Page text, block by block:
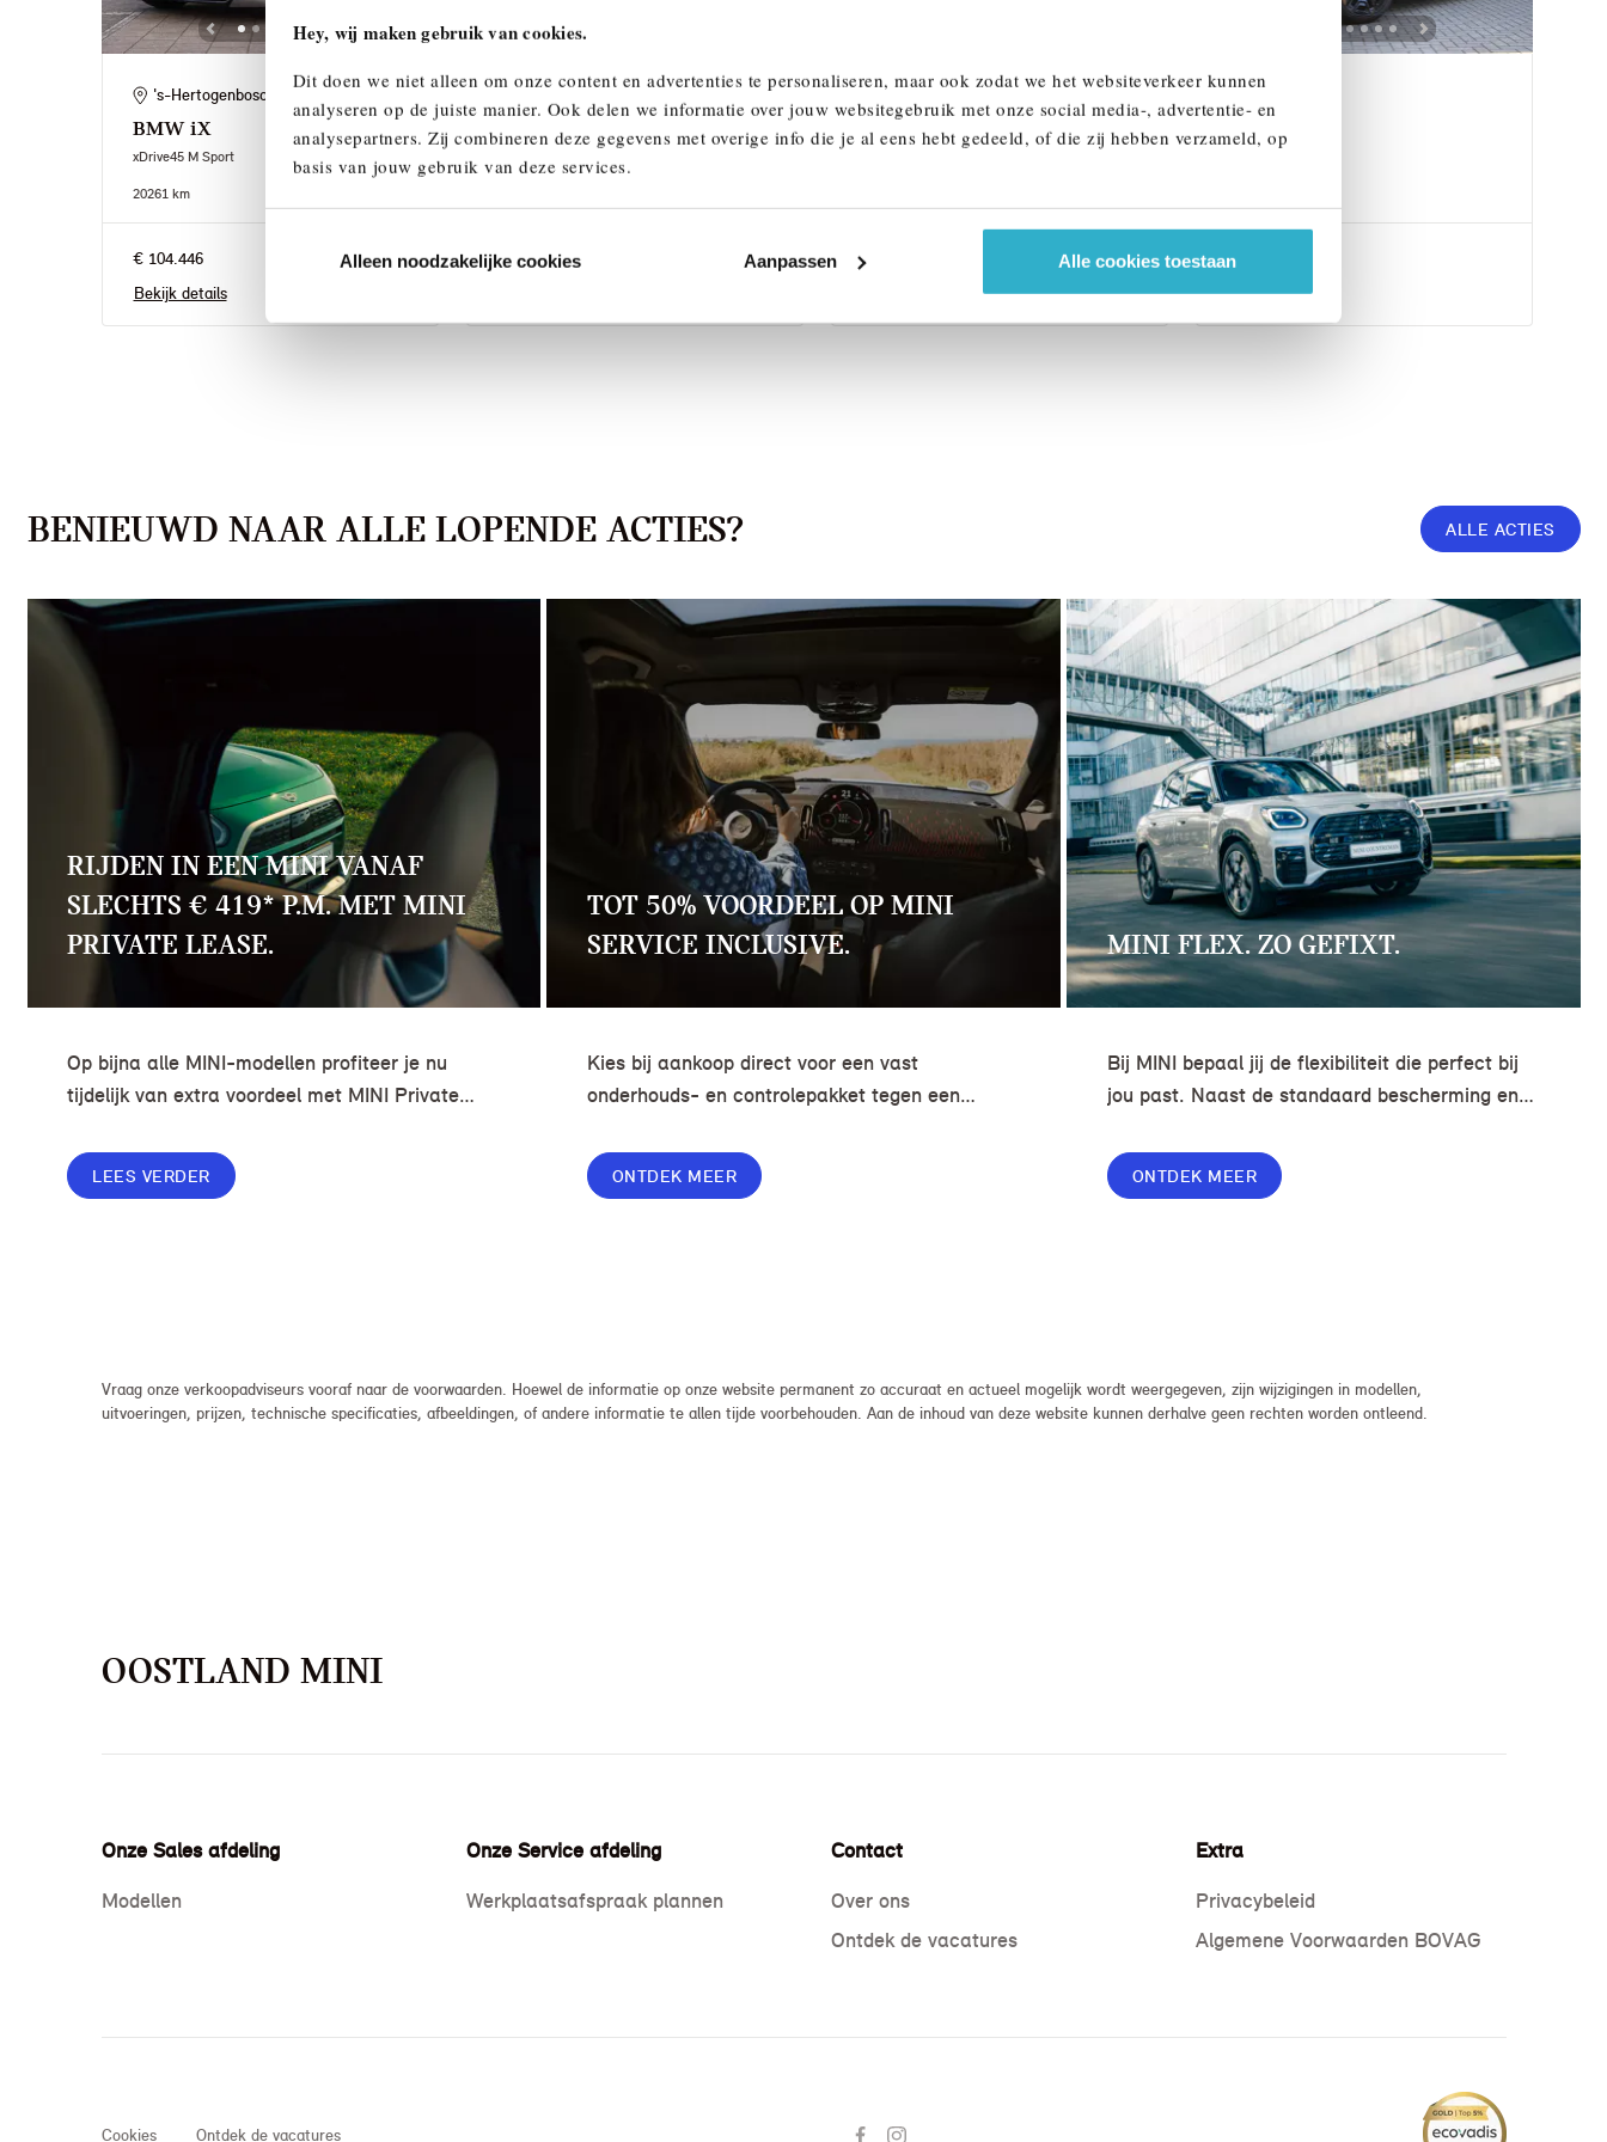
Hey, wij maken gebruik van cookies.
Dit doen we niet alleen om onze content en advertenties te personaliseren, maar ook zodat we het websiteverkeer kunnen
analyseren op de juiste manier. Ook delen we informatie over jouw websitegebruik met onze social media-, advertentie- en
analysepartners. Zij combineren deze gegevens met overige info die je al eens hebt gedeeld, of die zij hebben verzameld, op
basis van jouw gebruik van deze services.
Alleen noodzakelijke cookies Aanpassen Alle cookies toestaan
's-Hertogenbosch
BMW iX
xDrive45 M Sport
20261 km
€ 104.446
Bekijk details
BMW iX
xDrive45 M Sport
€ 104.446
Almelo
BMW iX
€ 105.141
BMW iX
€ 106.492
Bekijk details
BENIEUWD NAAR ALLE LOPENDE ACTIES? ALLE ACTIES
RIJDEN IN EEN MINI VANAF
SLECHTS € 419* P.M. MET MINI
PRIVATE LEASE.
Op bijna alle MINI-modellen profiteer je nu
tijdelijk van extra voordeel met MINI Private
maand, in plaats van € 449. Afhankelijk van de
uitvoering kan jouw voordeel nog verder
LEES VERDER
TOT 50% VOORDEEL OP MINI
SERVICE INCLUSIVE.
Kies bij aankoop direct voor een vast
onderhouds- en controlepakket tegen een
onverwachte kosten kunt rijden.
ONTDEK MEER
MINI FLEX. ZO GEFIXT.
Bij MINI bepaal jij de flexibiliteit die perfect bij
jou past. Naast de standaard bescherming en
lease nog meer flexibiliteit met Switch of Flex
Premium.
ONTDEK MEER
Vraag onze verkoopadviseurs vooraf naar de voorwaarden. Hoewel de informatie op onze website permanent zo accuraat en actueel mogelijk wordt weergegeven, zijn wijzigingen in modellen,
uitvoeringen, prijzen, technische specificaties, afbeeldingen, of andere informatie te allen tijde voorbehouden. Aan de inhoud van deze website kunnen derhalve geen rechten worden ontleend.
OOSTLAND MINI
Onze Sales afdeling
Modellen
Onze Service afdeling
Werkplaatsafspraak plannen
Contact
Over ons
Ontdek de vacatures
Extra
Privacybeleid
Algemene Voorwaarden BOVAG
Cookies Ontdek de vacatures